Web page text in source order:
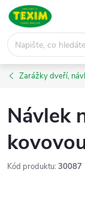
Přejít
obsah
Zarážky dveří,
Návlek
Kód produktu: 30087